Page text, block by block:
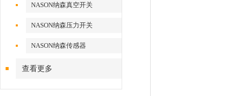
NASON纳森真空开关
NASON纳森压力开关
NASON纳森传感器
查看更多